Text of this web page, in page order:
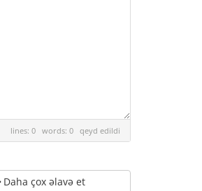
lines: 0 words: 0 qeyd edildi
Daha çox əlavə et